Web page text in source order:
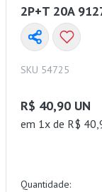
2P+T 20A
SKU 54725
R$ 40,90 UN
em 1x de R$
Quantidade: